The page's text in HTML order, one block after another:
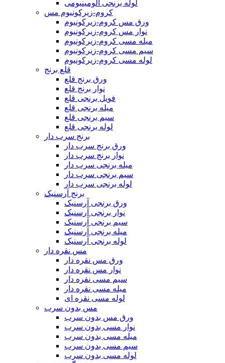
لوله برنجی آلومینیومی
کروم-زیرکونیوم مس
ورق مس کروم-زیرکونیوم
نوار مس کروم-زیرکونیوم
میله مسی کروم-زیرکونیوم
سیم مسی کروم-زیرکونیوم
لوله مسی کروم-زیرکونیوم
قلع برنج
ورق برنج قلع
نوار برنج قلع
فویل برنجی قلع
میله برنجی قلع
سیم برنجی قلع
لوله برنجی قلع
برنج سرب دار
ورق برنج سرب دار
نوار برنج سرب دار
میله برنجی سرب دار
سیم برنجی سرب دار
لوله برنجی سرب دار
برنج آرسنیک
ورق برنجی آرسنیک
نوار برنجی آرسنیک
سیم برنجی آرسنیک
میله برنجی آرسنیک
لوله برنجی آرسنیک
مس نقره دار
ورق مس نقره دار
نوار مس نقره دار
سیم مسی نقره دار
میله مسی نقره دار
لوله مسی نقره ای
مس بدون سرب
ورق مس بدون سرب
نوار مسی بدون سرب
میله مسی بدون سرب
سیم مسی بدون سرب
لوله مسی بدون سرب